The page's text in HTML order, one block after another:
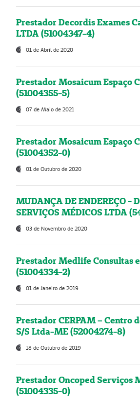
Prestador Decordis Exames
LTDA (51004347-4)
01 de Abril de 2020
Prestador Mosaicum Espaço
(51004355-5)
07 de Maio de 2021
Prestador Mosaicum Espaço
(51004352-0)
01 de Outubro de 2020
MUDANÇA DE ENDEREÇO -
SERVIÇOS MÉDICOS LTDA
03 de Novembro de 2020
Prestador Medlife Consultas
(51004334-2)
01 de Janeiro de 2019
Prestador CERPAM – Centro
S/S Ltda-ME (52004274-8)
18 de Outubro de 2019
Prestador Oncoped Serviços
(51004335-0)